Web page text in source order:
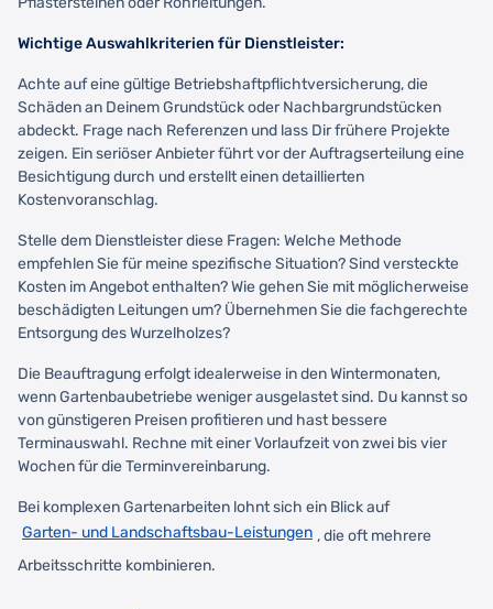
Wichtige Auswahlkriterien für Dienstleister:
Achte auf eine gültige Betriebshaftpflichtversicherung, die
Schäden an Deinem Grundstück oder Nachbargrundstücken
abdeckt. Frage nach Referenzen und lass Dir frühere Projekte
zeigen. Ein seriöser Anbieter führt vor der Auftragserteilung eine
Besichtigung durch und erstellt einen detaillierten
Kostenvoranschlag.
Stelle dem Dienstleister diese Fragen: Welche Methode
empfehlen Sie für meine spezifische Situation? Sind versteckte
Kosten im Angebot enthalten? Wie gehen Sie mit möglicherweise
beschädigten Leitungen um? Übernehmen Sie die fachgerechte
Entsorgung des Wurzelholzes?
Die Beauftragung erfolgt idealerweise in den Wintermonaten,
wenn Gartenbaubetriebe weniger ausgelastet sind. Du kannst so
von günstigeren Preisen profitieren und hast bessere
Terminauswahl. Rechne mit einer Vorlaufzeit von zwei bis vier
Wochen für die Terminvereinbarung.
Bei komplexen Gartenarbeiten lohnt sich ein Blick auf
Garten- und Landschaftsbau-Leistungen , die oft mehrere
Arbeitsschritte kombinieren.